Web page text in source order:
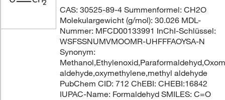
CAS: 30525-89-4 Summenformel: CH2O
Molekulargewicht (g/mol): 30.026 MDL-
Nummer: MFCD00133991 InChI-Schlüssel:
WSFSSNUMVMOOMR-UHFFFAOYSA-N
Synonym:
aldehyde,oxymethylene,methyl aldehyde
PubChem CID: 712 ChEBI: CHEBI:16842
IUPAC-Name: Formaldehyd SMILES: C=O